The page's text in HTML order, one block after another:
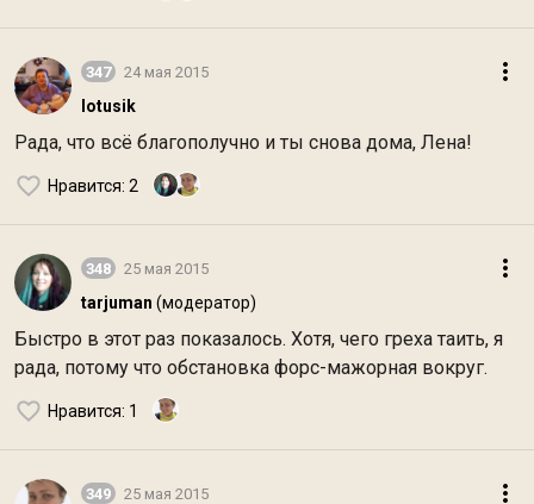
347 24 мая 2015
lotusik
Рада, что всё благополучно и ты снова дома, Лена!
Нравится: 2
348 25 мая 2015
tarjuman (модератор)
Быстро в этот раз показалось. Хотя, чего греха таить, я
рада, потому что обстановка форс-мажорная вокруг.
Нравится: 1
349 25 мая 2015